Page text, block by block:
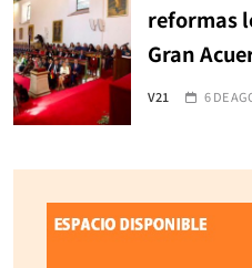
reformas
Gran
V21 6 DE